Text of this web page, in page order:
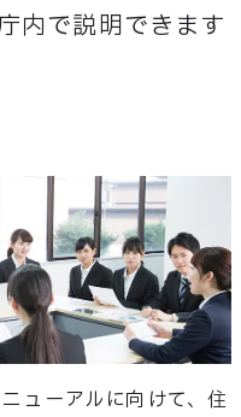
内で説明できます
ューアルに向けて、住